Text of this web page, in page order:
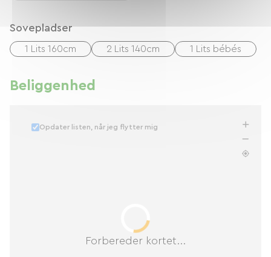
Sovepladser
1 Lits 160cm 2 Lits 140cm 1 Lits bébés
Beliggenhed
Forbereder kortet...
Opdater listen, når jeg flytter mig